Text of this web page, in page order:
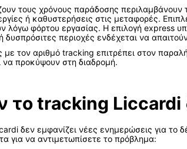
τους χρόνους παράδοσης
ή καθυστερήσεις στις μεταφορές.
λόγω φόρτου εργασίας. Η επιλογή express
περιοχές ενδέχεται να
τον αριθμό tracking επιτρέπει στον
να προκύψουν στη διαδρομή.
το tracking
δεν εμφανίζει νέες ενημερώσεις για
για να αντιμετωπίσετε το πρόβλημα: